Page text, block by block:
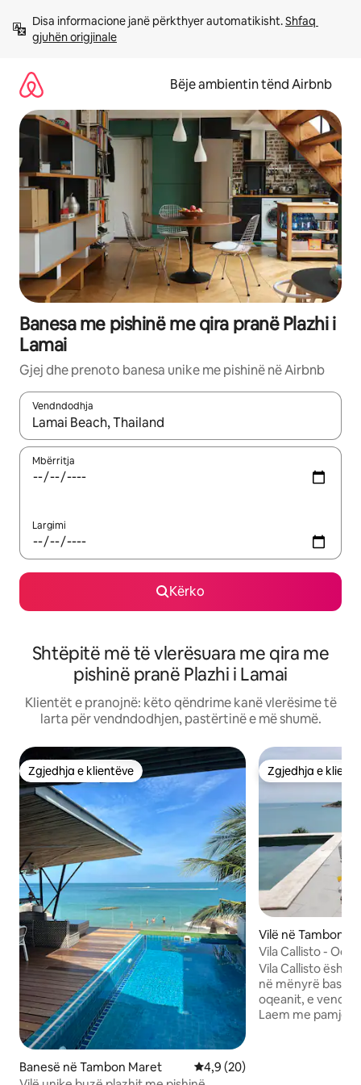
përmbajtja
Disa informacione janë përkthyer automatikisht. Shfaq
gjuhën origjinale
Bëje ambientin tënd Airbnb
Banesa me pishinë me qira pranë Plazhi i
Lamai
Gjej dhe prenoto banesa unike me pishinë në Airbnb
Vendndodhja
Kur rezultatet të jenë të disponueshme, lëviz me butonat e
Mbërritja
Largimi
Kërko
Shtëpitë më të vlerësuara me qira me
pishinë pranë Plazhi i Lamai
Klientët e pranojnë: këto qëndrime kanë vlerësime të
larta për vendndodhjen, pastërtinë e më shumë.
Zgjedhja e klientëve
Zgjedhja e klientëve
Banesë në Tambon Maret Vlerësimi mesatar 4,9 nga 5,
4,9 (20)
Zgjedhja e
Zgjedhja e
Vilë në Tambon
Vila Callisto -
Vila Callisto
në mënyrë
oqeanit, e
Laem me pamje